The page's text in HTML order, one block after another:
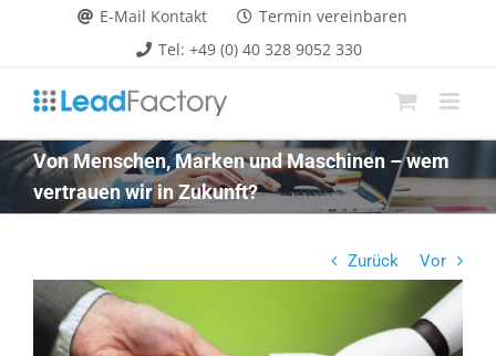
springen
E-Mail Kontakt
Termin vereinbaren
Tel: +49 (0) 40 328 9052 330
Von Menschen, Marken und Maschinen – wem
vertrauen wir in Zukunft?
Zurück
Vor
Zeige
grösseres
Bild